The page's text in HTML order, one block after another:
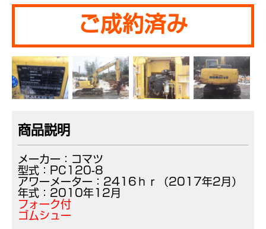
ご成約済み
商品説明
メーカー：コマツ
型式：PC120-8
アワーメーター：2416ｈｒ（2017年2月）
年式：2010年12月
フォーク付
ゴムシュー